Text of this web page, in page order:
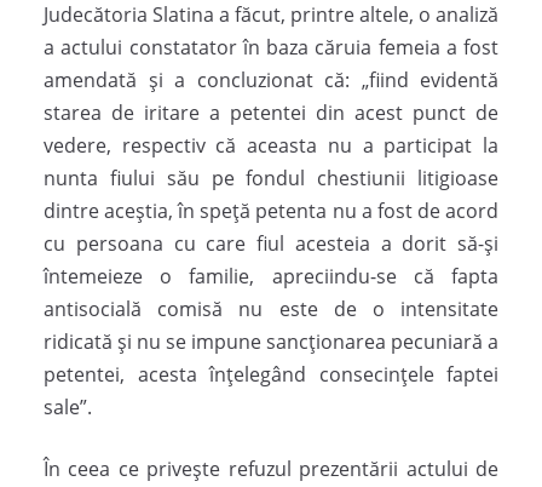
Judecătoria Slatina a făcut, printre altele, o analiză
a actului constatator în baza căruia femeia a fost
amendată şi a concluzionat că: „fiind evidentă
starea de iritare a petentei din acest punct de
vedere, respectiv că aceasta nu a participat la
nunta fiului său pe fondul chestiunii litigioase
dintre aceştia, în speţă petenta nu a fost de acord
cu persoana cu care fiul acesteia a dorit să-şi
întemeieze o familie, apreciindu-se că fapta
antisocială comisă nu este de o intensitate
ridicată şi nu se impune sancţionarea pecuniară a
petentei, acesta înţelegând consecinţele faptei
sale”.
În ceea ce priveşte refuzul prezentării actului de